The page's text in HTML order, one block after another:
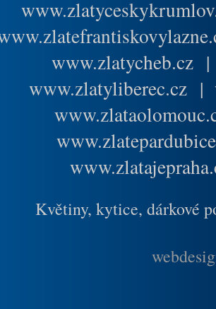
www.zlatycheb.cz
www.zlatyliberec.cz |
Květiny, kytice, dárkové